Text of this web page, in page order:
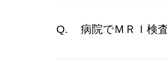
病院でＭＲＩ検